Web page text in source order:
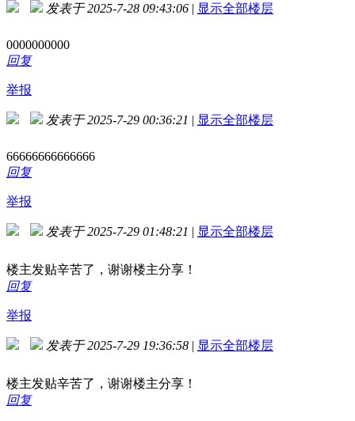
发表于 2025-7-28 09:43:06 | 显示全部楼层
0000000000
回复
举报
发表于 2025-7-29 00:36:21 | 显示全部楼层
66666666666666
回复
举报
发表于 2025-7-29 01:48:21 | 显示全部楼层
楼主发贴辛苦了，谢谢楼主分享！
回复
举报
发表于 2025-7-29 19:36:58 | 显示全部楼层
楼主发贴辛苦了，谢谢楼主分享！
回复